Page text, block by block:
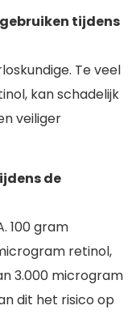
tijdens
Te veel
kan schadelijk
veiliger
de
100 gram
retinol,
3.000 microgram
dit het risico op